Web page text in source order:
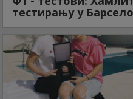
тестирању у